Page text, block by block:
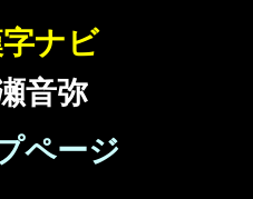
ナビ
音弥
ページ